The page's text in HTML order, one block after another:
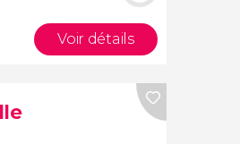
Voir détails